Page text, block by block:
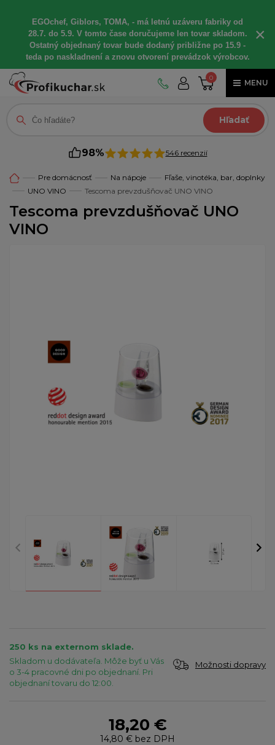
EGOchef, Giblors, TOMA, - má letnú uzáveru fabriky od
28.7. do 5.9. V tomto čase doručujeme len tovar skladom.
Ostatný objednaný tovar bude dodaný približne po 15.9 -
teda po naskladnení a znovu otvorení prevádzok výrobcov.
×
0
MENU
Hľadať
98% 546 recenzií
Pre domácnosť Na nápoje
Fľaše, vinotéka, bar, doplnky
UNO VINO
Tescoma prevzdušňovač UNO VINO
Tescoma prevzdušňovač UNO
VINO
250 ks na externom sklade.
Skladom u dodávateľa. Môže byť u Vás
o 3-4 pracovné dni po objednaní. Pri
objednaní tovaru do 12:00.
Možnosti dopravy
18,20 €
14,80 € bez DPH